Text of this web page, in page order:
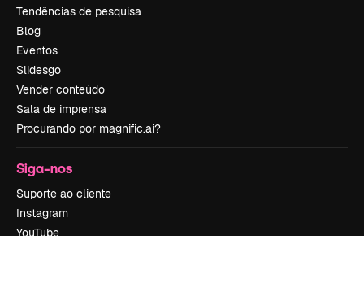
Tendências de pesquisa
Blog
Eventos
Slidesgo
Vender conteúdo
Sala de imprensa
Procurando por magnific.ai?
Siga-nos
Suporte ao cliente
Instagram
YouTube